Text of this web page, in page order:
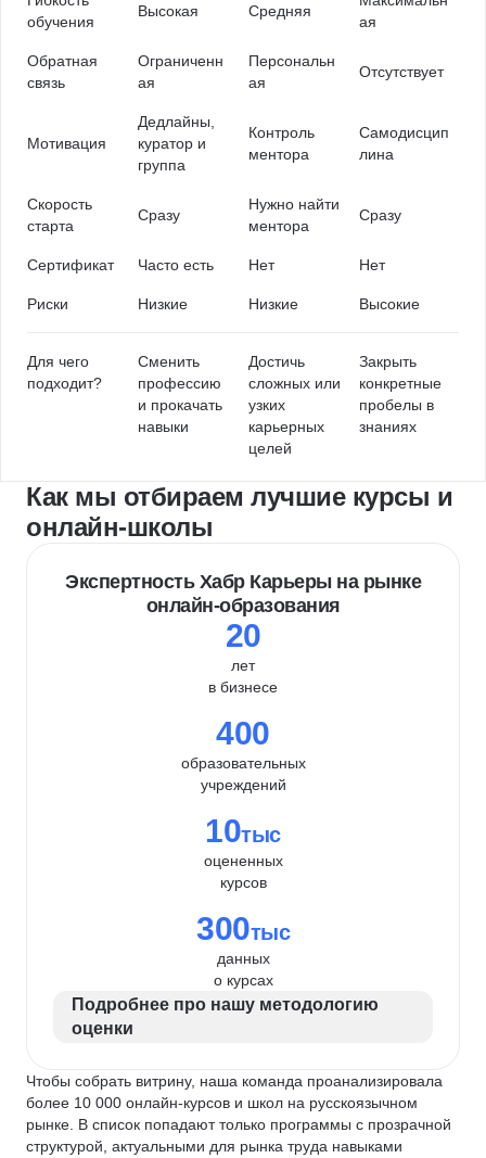
обучения
Высокая Средняя
ая
Обратная
связь
Ограниченн
ая
Персональн
ая
Отсутствует
Мотивация
Дедлайны,
куратор и
группа
Контроль
ментора
Самодисцип
лина
Скорость
старта
Сразу
Нужно найти
ментора
Сразу
Сертификат Часто есть Нет Нет
Риски Низкие Низкие Высокие
Для чего
подходит?
Сменить
профессию
и прокачать
навыки
Достичь
сложных или
узких
карьерных
целей
Закрыть
конкретные
пробелы в
знаниях
Как мы отбираем лучшие курсы и
онлайн-школы
Экспертность Хабр Карьеры на рынке
онлайн-образования
20
лет
в бизнесе
400
образовательных
учреждений
10тыс
оцененных
курсов
300тыс
данных
о курсах
Подробнее про нашу методологию
оценки
Чтобы собрать витрину, наша команда проанализировала
более 10 000 онлайн-курсов и школ на русскоязычном
рынке. В список попадают только программы с прозрачной
структурой, актуальными для рынка труда навыками